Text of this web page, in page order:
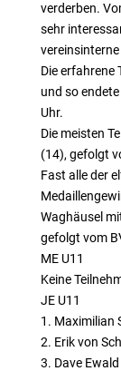
verderben.
sehr
Die erfahrene
und so
Uhr.
Die meisten
(14), gefolgt
Fast alle der
Waghäusel
gefolgt vom
ME U11
Keine
JE U11
1. Maximilian
2. Erik von
3. Dave